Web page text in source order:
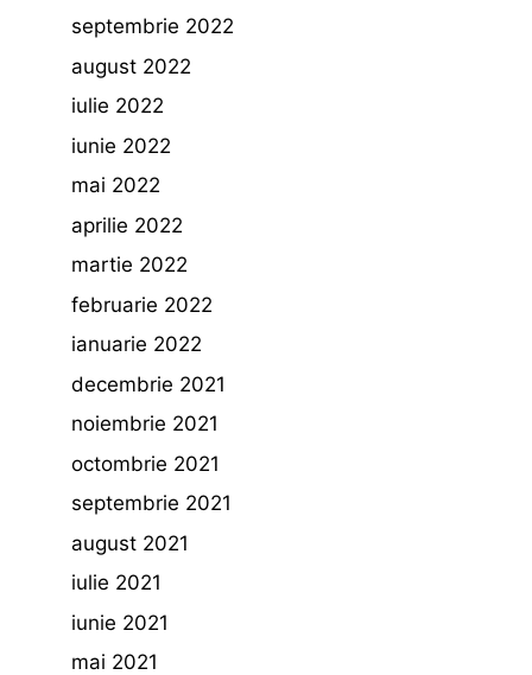
septembrie 2022
august 2022
iulie 2022
iunie 2022
mai 2022
aprilie 2022
martie 2022
februarie 2022
ianuarie 2022
decembrie 2021
noiembrie 2021
octombrie 2021
septembrie 2021
august 2021
iulie 2021
iunie 2021
mai 2021